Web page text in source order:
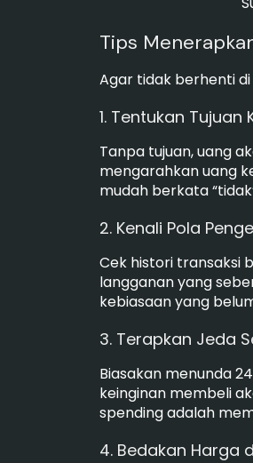
Tips
Agar tidak berhenti
1. Tentukan
Tanpa tujuan, uang
mengarahkan uang
mudah berkata
2. Kenali Pola
Cek histori transaksi
langganan yang
kebiasaan yang
3. Terapkan Jeda
Biasakan menunda
keinginan membeli
spending adalah
4. Bedakan Harga